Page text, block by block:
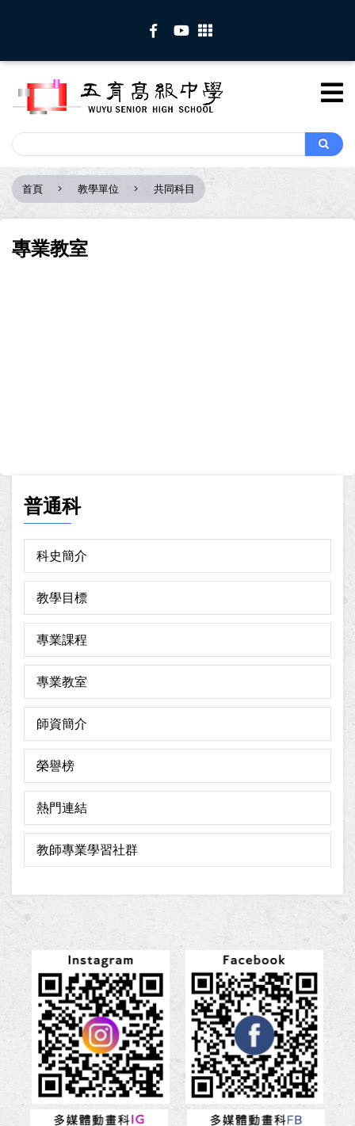
內
Search
Search
導
航
結
首頁 教學單位 共同科目
專業教室
普通科
科史簡介
教學目標
專業課程
專業教室
師資簡介
榮譽榜
熱門連結
教師專業學習社群